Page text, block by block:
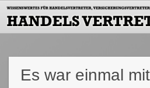
Es war einmal